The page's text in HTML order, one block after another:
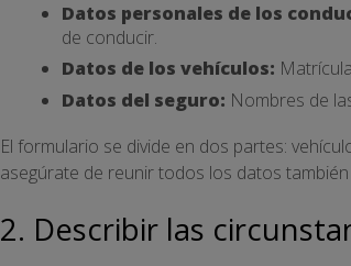
Datos personales de los
de conducir.
Datos de los vehículos:
Datos del seguro: Nombres de
El formulario se divide en dos partes:
asegúrate de reunir todos los datos
2. Describir las